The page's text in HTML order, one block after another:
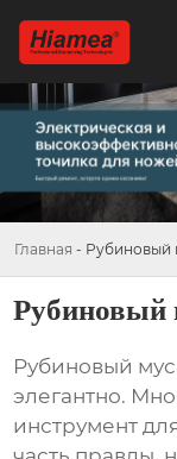
Главная - Рубиновый
Рубиновый
Рубиновый
элегантно.
инструмент